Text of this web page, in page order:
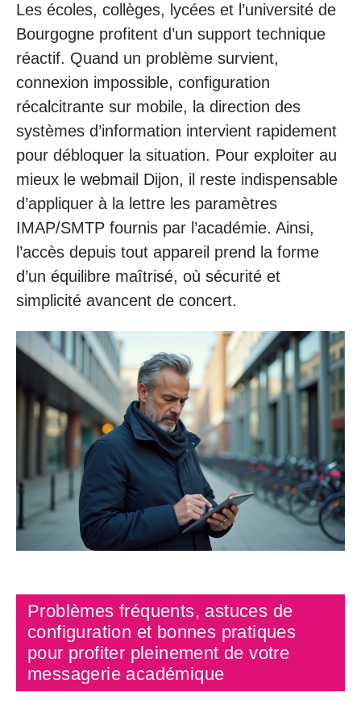
Les écoles, collèges, lycées et l’université de
Bourgogne profitent d’un support technique
réactif. Quand un problème survient,
connexion impossible, configuration
récalcitrante sur mobile, la direction des
systèmes d’information intervient rapidement
pour débloquer la situation. Pour exploiter au
mieux le webmail Dijon, il reste indispensable
d’appliquer à la lettre les paramètres
IMAP/SMTP fournis par l’académie. Ainsi,
l’accès depuis tout appareil prend la forme
d’un équilibre maîtrisé, où sécurité et
simplicité avancent de concert.
Problèmes fréquents, astuces de
configuration et bonnes pratiques
pour profiter pleinement de votre
messagerie académique